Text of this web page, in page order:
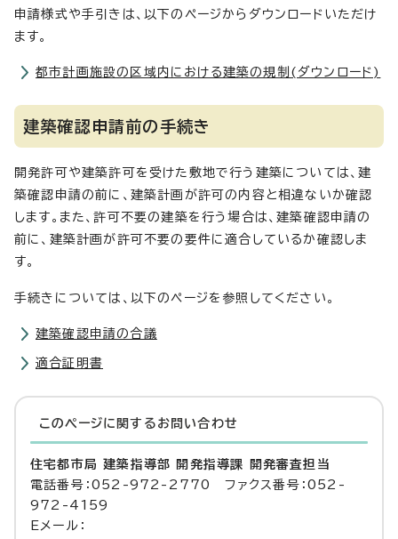
申請様式や手引きは、以下のページからダウンロードいただけ
ます。
都市計画施設の区域内における建築の規制(ダウンロード)
建築確認申請前の手続き
開発許可や建築許可を受けた敷地で行う建築については、建
築確認申請の前に、建築計画が許可の内容と相違ないか確認
します。また、許可不要の建築を行う場合は、建築確認申請の
前に、建築計画が許可不要の要件に適合しているか確認しま
す。
手続きについては、以下のページを参照してください。
建築確認申請の合議
適合証明書
このページに関する お問い合わせ
住宅都市局 建築指導部 開発指導課 開発審査担当
電話番号：052-972-2770 ファクス番号：052-
972-4159
Eメール：